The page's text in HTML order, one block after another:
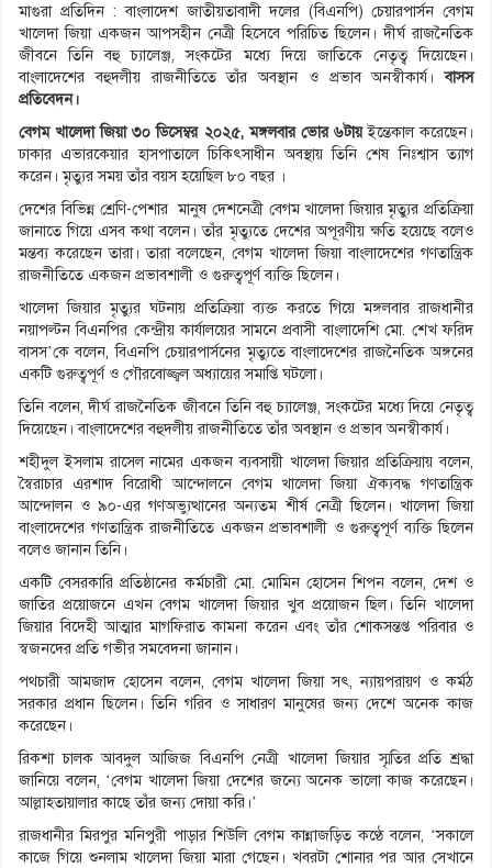
মাগুরা প্রতিদিন : বাংলাদেশ জাতীয়তাবাদী দলের (বিএনপি) চেয়ারপার্সন বেগম
খালেদা জিয়া একজন আপসহীন নেত্রী হিসেবে পরিচিত ছিলেন। দীর্ঘ রাজনৈতিক
জীবনে তিনি বহু চ্যালেঞ্জ, সংকটের মধ্যে দিয়ে জাতিকে নেতৃত্ব দিয়েছেন।
বাংলাদেশের বহুদলীয় রাজনীতিতে তাঁর অবস্থান ও প্রভাব অনস্বীকার্য।বাসস
প্রতিবেদন।
বেগম খালেদা জিয়া ৩০ ডিসেম্বর ২০২৫, মঙ্গলবার ভোর ৬টায়ইন্তেকাল করেছেন।
ঢাকার এভারকেয়ার হাসপাতালে চিকিৎসাধীন অবস্থায় তিনি শেষ নিঃশ্বাস ত্যাগ
করেন। মৃত্যুর সময় তাঁর বয়স হয়েছিল ৮০ বছর ।
দেশের বিভিন্ন শ্রেণি-পেশার মানুষ দেশনেত্রী বেগম খালেদা জিয়ার মৃত্যুর প্রতিক্রিয়া
জানাতে গিয়ে এসব কথা বলেন। তাঁর মৃত্যুতে দেশের অপূরণীয় ক্ষতি হয়েছে বলেও
মন্তব্য করেছেন তারা। তারা বলেছেন, বেগম খালেদা জিয়া বাংলাদেশের গণতান্ত্রিক
রাজনীতিতে একজন প্রভাবশালী ও গুরুত্বপূর্ণ ব্যক্তি ছিলেন।
খালেদা জিয়ার মৃত্যুর ঘটনায় প্রতিক্রিয়া ব্যক্ত করতে গিয়ে মঙ্গলবার রাজধানীর
নয়াপল্টন বিএনপির কেন্দ্রীয় কার্যালয়ের সামনে প্রবাসী বাংলাদেশি মো. শেখ ফরিদ
বাসস’কে বলেন, বিএনপি চেয়ারপার্সনের মৃত্যুতে বাংলাদেশের রাজনৈতিক অঙ্গনের
একটি গুরুত্বপূর্ণ ও গৌরবোজ্জ্বল অধ্যায়ের সমাপ্তি ঘটলো।
তিনি বলেন, দীর্ঘ রাজনৈতিক জীবনে তিনি বহু চ্যালেঞ্জ, সংকটের মধ্যে দিয়ে নেতৃত্ব
দিয়েছেন। বাংলাদেশের বহুদলীয় রাজনীতিতে তাঁর অবস্থান ও প্রভাব অনস্বীকার্য।
শহীদুল ইসলাম রাসেল নামের একজন ব্যবসায়ী খালেদা জিয়ার প্রতিক্রিয়ায় বলেন,
স্বৈরাচার এরশাদ বিরোধী আন্দোলনে বেগম খালেদা জিয়া ঐক্যবদ্ধ গণতান্ত্রিক
আন্দোলন ও ৯০-এর গণঅভ্যুত্থানের অন্যতম শীর্ষ নেত্রী ছিলেন। খালেদা জিয়া
বাংলাদেশের গণতান্ত্রিক রাজনীতিতে একজন প্রভাবশালী ও গুরুত্বপূর্ণ ব্যক্তি ছিলেন
বলেও জানান তিনি।
একটি বেসরকারি প্রতিষ্ঠানের কর্মচারী মো. মোমিন হোসেন শিপন বলেন, দেশ ও
জাতির প্রয়োজনে এখন বেগম খালেদা জিয়ার খুব প্রয়োজন ছিল। তিনি খালেদা
জিয়ার বিদেহী আত্মার মাগফিরাত কামনা করেন এবং তাঁর শোকসন্তপ্ত পরিবার ও
স্বজনদের প্রতি গভীর সমবেদনা জানান।
পথচারী আমজাদ হোসেন বলেন, বেগম খালেদা জিয়া সৎ, ন্যায়পরায়ণ ও কর্মঠ
সরকার প্রধান ছিলেন। তিনি গরিব ও সাধারণ মানুষের জন্য দেশে অনেক কাজ
করেছেন।
রিকশা চালক আবদুল আজিজ বিএনপি নেত্রী খালেদা জিয়ার স্মৃতির প্রতি শ্রদ্ধা
জানিয়ে বলেন, ‘বেগম খালেদা জিয়া দেশের জন্যে অনেক ভালো কাজ করেছেন।
আল্লাহতায়ালার কাছে তাঁর জন্য দোয়া করি।’
রাজধানীর মিরপুর মনিপুরী পাড়ার শিউলি বেগম কান্নাজড়িত কণ্ঠে বলেন, ‘সকালে
কাজে গিয়ে শুনলাম খালেদা জিয়া মারা গেছেন। খবরটা শোনার পর আর সেখানে